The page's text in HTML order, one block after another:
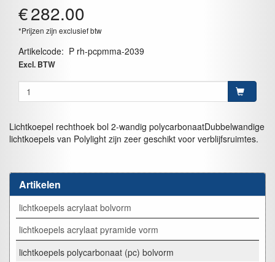
Artikelen
lichtkoepels acrylaat bolvorm
lichtkoepels acrylaat pyramide vorm
lichtkoepels polycarbonaat (pc) bolvorm
€282.00
*Prijzen zijn exclusief btw
Artikelcode: P rh-pcpmma-2039
Excl. BTW
Lichtkoepel rechthoek bol 2-wandig polycarbonaatDubbelwandige
lichtkoepels van Polylight zijn zeer geschikt voor verblijfsruimtes.